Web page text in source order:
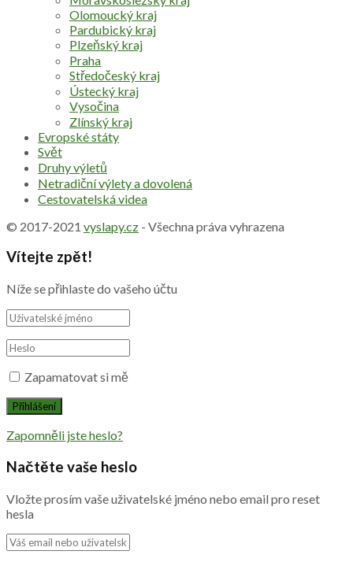
Olomoucký kraj
Pardubický kraj
Plzeňský kraj
Praha
Středočeský kraj
Ústecký kraj
Vysočina
Zlínský kraj
Evropské státy
Svět
Druhy výletů
Netradiční výlety a dovolená
Cestovatelská videa
© 2017-2021 vyslapy.cz - Všechna práva vyhrazena
Vítejte zpět!
Níže se přihlaste do vašeho účtu
Zapamatovat si mě
Zapomněli jste heslo?
Načtěte vaše heslo
Vložte prosím vaše uživatelské jméno nebo email pro reset
hesla